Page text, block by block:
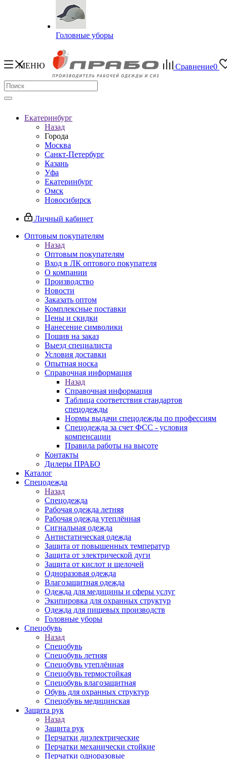
Головные уборы
МЕНЮ Сравнение0
Екатеринбург
Назад
Города
Москва
Санкт-Петербург
Казань
Уфа
Екатеринбург
Омск
Новосибирск
Личный кабинет
Оптовым покупателям
Назад
Оптовым покупателям
Вход в ЛК оптового покупателя
О компании
Производство
Новости
Заказать оптом
Комплексные поставки
Цены и скидки
Нанесение символики
Пошив на заказ
Выезд специалиста
Условия доставки
Опытная носка
Справочная информация
Назад
Справочная информация
Таблица соответствия стандартов
спецодежды
Нормы выдачи спецодежды по профессиям
Спецодежда за счет ФСС - условия
компенсации
Правила работы на высоте
Контакты
Дилеры ПРАБО
Каталог
Спецодежда
Назад
Спецодежда
Рабочая одежда летняя
Рабочая одежда утеплённая
Сигнальная одежда
Антистатическая одежда
Защита от повышенных температур
Защита от электрической дуги
Защита от кислот и щелочей
Одноразовая одежда
Влагозащитная одежда
Одежда для медицины и сферы услуг
Экипировка для охранных структур
Одежда для пищевых производств
Головные уборы
Спецобувь
Назад
Спецобувь
Спецобувь летняя
Спецобувь утеплённая
Спецобувь термостойкая
Спецобувь влагозащитная
Обувь для охранных структур
Спецобувь медицинская
Защита рук
Назад
Защита рук
Перчатки диэлектрические
Перчатки механически стойкие
Перчатки одноразовые